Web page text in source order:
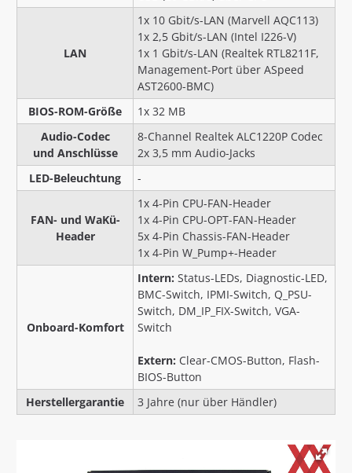
LAN
1x 10 Gbit/s-LAN (Marvell AQC113)
1x 2,5 Gbit/s-LAN (Intel I226-V)
1x 1 Gbit/s-LAN (Realtek RTL8211F,
Management-Port über ASpeed
AST2600-BMC)
BIOS-ROM-Größe
1x 32 MB
Audio-Codec
und Anschlüsse
8-Channel Realtek ALC1220P Codec
2x 3,5 mm Audio-Jacks
LED-Beleuchtung
-
FAN- und WaKü-
Header
1x 4-Pin CPU-FAN-Header
1x 4-Pin CPU-OPT-FAN-Header
5x 4-Pin Chassis-FAN-Header
1x 4-Pin W_Pump+-Header
Onboard-Komfort
Intern: Status-LEDs, Diagnostic-LED,
BMC-Switch, IPMI-Switch, Q_PSU-
Switch, DM_IP_FIX-Switch, VGA-
Switch
Extern: Clear-CMOS-Button, Flash-
BIOS-Button
Herstellergarantie
3 Jahre (nur über Händler)